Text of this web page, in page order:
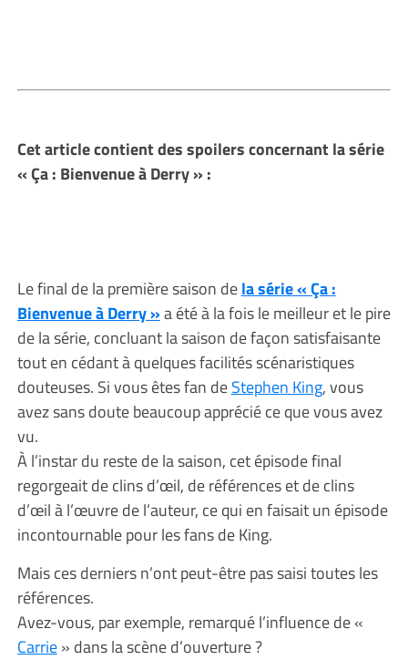
Cet article contient des spoilers concernant la série
« Ça : Bienvenue à Derry » :
Le final de la première saison dela série « Ça :
Bienvenue à Derry »a été à la fois le meilleur et le pire
de la série, concluant la saison de façon satisfaisante
tout en cédant à quelques facilités scénaristiques
douteuses. Si vous êtes fan deStephen King, vous
avez sans doute beaucoup apprécié ce que vous avez
vu.
À l’instar du reste de la saison, cet épisode final
regorgeait de clins d’œil, de références et de clins
d’œil à l’œuvre de l’auteur, ce qui en faisait un épisode
incontournable pour les fans de King.
Mais ces derniers n’ont peut-être pas saisi toutes les
références.
Avez-vous, par exemple, remarqué l’influence de «
Carrie» dans la scène d’ouverture ?